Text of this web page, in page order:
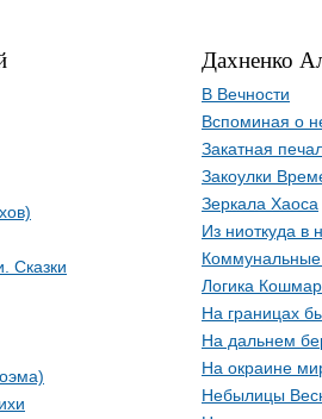
Сказки
Дахненко
В Вечности
Вспоминая о
Закатная
Закоулки
Зеркала Хаоса
Из ниоткуда в
Логика
На границах
На дальнем
На окраине
Небылицы